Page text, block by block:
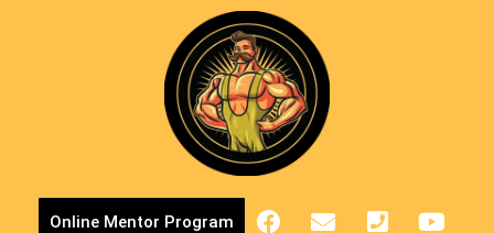
Online Mentor Program